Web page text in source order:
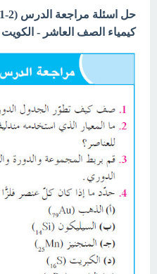
كيمياء الصف العاشر - الكويت